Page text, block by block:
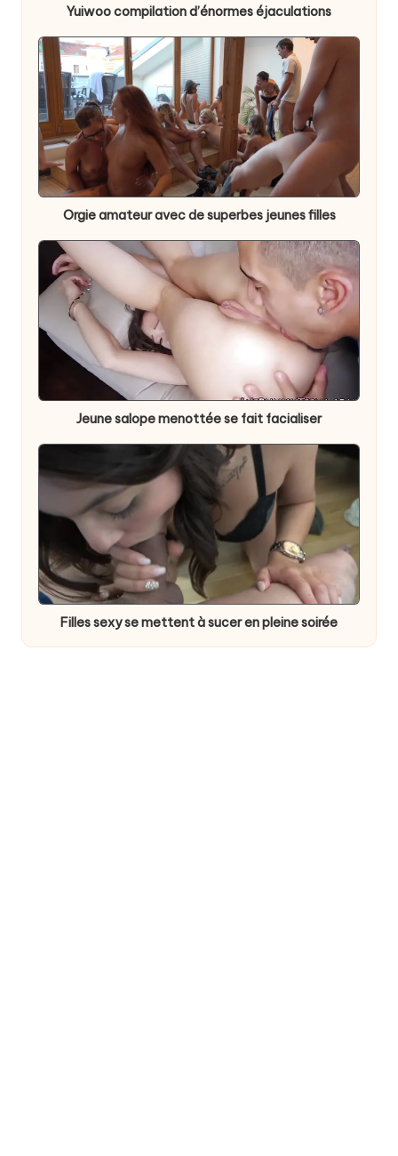
Yuiwoo compilation d’énormes éjaculations
Orgie amateur avec de superbes jeunes filles
Jeune salope menottée se fait facialiser
Filles sexy se mettent à sucer en pleine soirée